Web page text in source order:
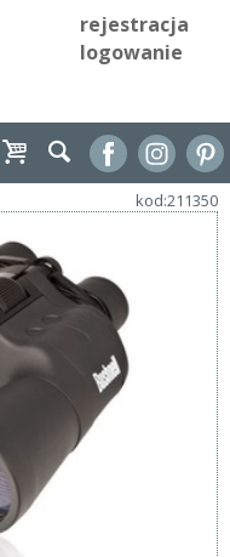
rejestracja
logowanie
kod:211350